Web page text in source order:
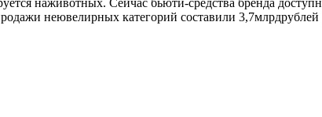
неювелирных категорий составили